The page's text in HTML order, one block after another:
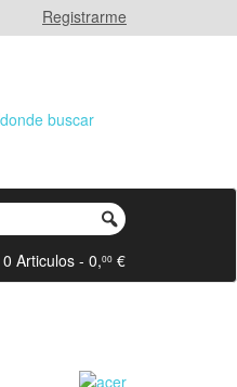
Registrarme
0 Articulos - 0,00 €